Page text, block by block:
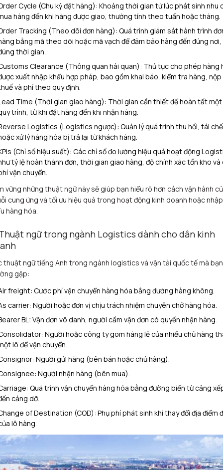
Cycle (Chu kỳ đặt hàng): Khoảng thời gian từ lúc phát sinh nhu
hàng đến khi hàng được giao, thường tính theo tuần hoặc tháng.
Tracking (Theo dõi đơn hàng): Quá trình giám sát hành trình
bằng mã theo dõi hoặc mã vạch để đảm bảo hàng đến đúng nơi,
thời gian.
Clearance (Thông quan hải quan): Thủ tục cho phép hàng
xuất nhập khẩu hợp pháp, bao gồm khai báo, kiểm tra hàng, nộp
và phí theo quy định.
Time (Thời gian giao hàng): Thời gian cần thiết để hoàn tất một
trình, từ khi đặt hàng đến khi nhận hàng.
Logistics (Logistics ngược): Quản lý quá trình thu hồi, tái chế
xử lý hàng hóa bị trả lại từ khách hàng.
(Chỉ số hiệu suất): Các chỉ số đo lường hiệu quả hoạt động
tỷ lệ hoàn thành đơn, thời gian giao hàng, độ chính xác tồn kho và
vận chuyển.
vững những thuật ngữ này sẽ giúp bạn hiểu rõ hơn cách vận hành
cung ứng và tối ưu hiệu quả trong hoạt động kinh doanh hoặc nhập
hàng hóa.
ngữ trong ngành Logistics dành cho dân kinh
thuật ngữ tiếng Anh trong ngành logistics và vận tải quốc tế mà bạn
gặp:
freight: Cước phí vận chuyển hàng hóa bằng đường hàng không.
carrier: Người hoặc đơn vị chịu trách nhiệm chuyên chở hàng hóa.
BL: Vận đơn vô danh, người cầm vận đơn có quyền nhận hàng.
Người hoặc công ty gom hàng lẻ của nhiều chủ hàng
lô để vận chuyển.
Người gửi hàng (bên bán hoặc chủ hàng).
Người nhận hàng (bên mua).
Quá trình vận chuyển hàng hóa bằng đường biển từ cảng
cảng dỡ.
of Destination (COD): Phụ phí phát sinh khi thay đổi địa điểm
lô hàng.